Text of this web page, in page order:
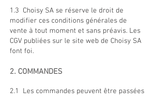
1.3 Choisy SA se réserve le droit de
modifier ces conditions générales de
vente à tout moment et sans préavis. Les
CGV publiées sur le site web de Choisy SA
font foi.
2. COMMANDES
2.1 Les commandes peuvent être passées